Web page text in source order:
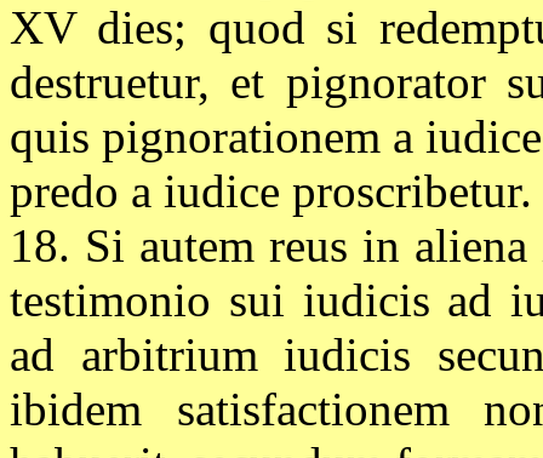
XV dies; quod si
destruetur, et pignorator
quis pignorationem a
predo a iudice proscribetur.
18. Si autem reus in
testimonio sui iudicis ad
ad arbitrium iudicis
ibidem satisfactionem